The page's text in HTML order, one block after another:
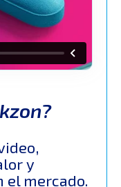
y
el mercado.